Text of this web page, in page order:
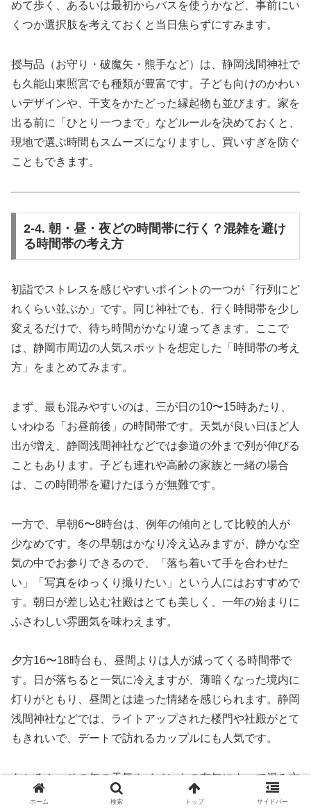
めて歩く、あるいは最初からバスを使うかなど、事前にい
くつか選択肢を考えておくと当日焦らずにすみます。
授与品（お守り・破魔矢・熊手など）は、静岡浅間神社で
も久能山東照宮でも種類が豊富です。子ども向けのかわい
いデザインや、干支をかたどった縁起物も並びます。家を
出る前に「ひとり一つまで」などルールを決めておくと、
現地で選ぶ時間もスムーズになりますし、買いすぎを防ぐ
こともできます。
2-4. 朝・昼・夜どの時間帯に行く？混雑を避け
る時間帯の考え方
初詣でストレスを感じやすいポイントの一つが「行列にど
れくらい並ぶか」です。同じ神社でも、行く時間帯を少し
変えるだけで、待ち時間がかなり違ってきます。ここで
は、静岡市周辺の人気スポットを想定した「時間帯の考え
方」をまとめてみます。
まず、最も混みやすいのは、三が日の10〜15時あたり、
いわゆる「お昼前後」の時間帯です。天気が良い日ほど人
出が増え、静岡浅間神社などでは参道の外まで列が伸びる
こともあります。子ども連れや高齢の家族と一緒の場合
は、この時間帯を避けたほうが無難です。
一方で、早朝6〜8時台は、例年の傾向として比較的人が
少なめです。冬の早朝はかなり冷え込みますが、静かな空
気の中でお参りできるので、「落ち着いて手を合わせた
い」「写真をゆっくり撮りたい」という人にはおすすめで
す。朝日が差し込む社殿はとても美しく、一年の始まりに
ふさわしい雰囲気を味わえます。
夕方16〜18時台も、昼間よりは人が減ってくる時間帯で
す。日が落ちると一気に冷えますが、薄暗くなった境内に
灯りがともり、昼間とは違った情緒を感じられます。静岡
浅間神社などでは、ライトアップされた楼門や社殿がとて
もきれいで、デートで訪れるカップルにも人気です。
もちろん、その年の天気やイベントの有無によって混み方
は変わるので、「絶対に空いている時間」というものはあ
ホーム 検索 トップ サイドバー